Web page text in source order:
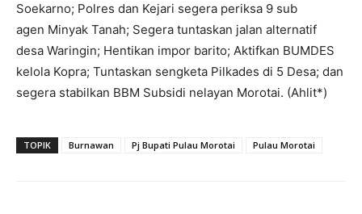
Soekarno; Polres dan Kejari segera periksa 9 sub
agen Minyak Tanah; Segera tuntaskan jalan alternatif
desa Waringin; Hentikan impor barito; Aktifkan BUMDES
kelola Kopra; Tuntaskan sengketa Pilkades di 5 Desa; dan
segera stabilkan BBM Subsidi nelayan Morotai. (Ahlit*)
TOPIK Burnawan Pj Bupati Pulau Morotai Pulau Morotai